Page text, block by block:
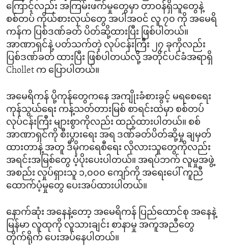
ကြောင့်လည်း အကြမ်းဖက်မှုတွေမှာ တာဝန်ရှိသူတွေနဲ့
စစ်တပ် ကိုယ်စားလှယ်တွေ အပါအဝင် လူ ၇၀ ကို အမေရိ
ကန်က ပြစ်ဒဏ်ခတ် ပိတ်ဆို့ထားပြီး ဖြစ်ပါတယ်။
အာဏာရှင်နဲ့ ပတ်သက်တဲ့ လုပ်ငန်းကြီး ၂၇ ခုကိုလည်း
ပြစ်ဒဏ်ခတ် ထားပြီး ဖြစ်ပါတယ်လို့ အတိုင်ပင်ခံအရာရှိ
Chollet က ပြောပါတယ်။
အမေရိကန် ပို့ကုန်တွေကနေ အကျိုးခံစားခွင့် မရစေရေး
ကုန်သွယ်ရေး ကန့်သတ်တားမြစ် စာရင်းထဲမှာ စစ်တပ်
လုပ်ငန်းကြီး များစွာကိုလည်း ထည့်ထားပါတယ်။ စစ်
အာဏာရှင်ကို စီးပွားရေး အရ ဒဏ်ခတ်ပိတ်ဆို့မှု ချမှတ်
ထားတာနဲ့ အတူ ဒီမိုကရေစီရေး လိုလားသူတွေကိုလည်း
အရင်းအမြစ်တွေ ပံ့ပိုးပေးပါတယ်။ အရပ်ဘက် လူမှုအဖွဲ့
အစည်း လှုပ်ရှားသူ ၁,၀၀၀ ကျော်ကို အရေးပေါ် ကူညီ
ထောက်ပံ့မှုတွေ ပေးအပ်ထားပါတယ်။
နောက်ဆုံး အနေနဲ့တော့ အမေရိကန် ပြည်ထောင်စု အနေနဲ့
မြန်မာ လူထုကို လူသားချင်း စာနာမှု အကူအညီတွေ
တိုက်ရိုက် ပေးအပ်နေပါတယ်။